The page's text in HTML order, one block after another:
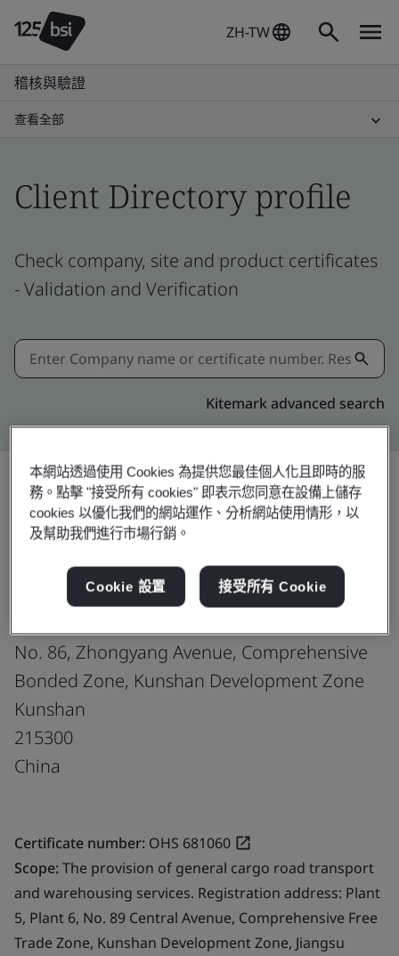
ZH-TW
稽核與驗證
查看全部
Client Directory profile
Check company, site and product certificates
- Validation and Verification
Kitemark advanced search
分享: 升級
Kunshan Feili Storage Service Co., Ltd.
No. 86, Zhongyang Avenue, Comprehensive
Bonded Zone, Kunshan Development Zone
Kunshan
215300
China
Certificate number: OHS 681060
Scope:The provision of general cargo road transport
and warehousing services. Registration address: Plant
5, Plant 6, No. 89 Central Avenue, Comprehensive Free
Trade Zone, Kunshan Development Zone, Jiangsu
本網站透過使用 Cookies 為提供您最佳個人化且即時的服
務。點擊 "接受所有 cookies" 即表示您同意在設備上儲存
cookies 以優化我們的網站運作、分析網站使用情形，以
及幫助我們進行市場行銷。
Cookie 設置 接受所有 Cookie